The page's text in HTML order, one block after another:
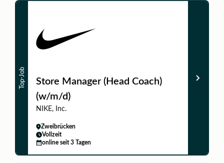
Top-Job
Store Manager (Head Coach)
(w/m/d)
NIKE, Inc.
Zweibrücken
Vollzeit
online seit 3 Tagen